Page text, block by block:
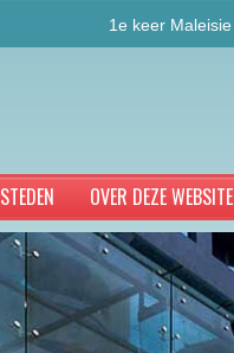
1e keer Maleisie
STEDEN OVER DEZE WEBSITE